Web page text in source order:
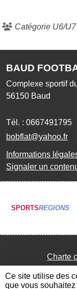
Catégorie U6/U7
BAUD
Complexe sportif
56150 Baud
Tél. : 0667491795
bobflat@yahoo.fr
Informations
Signaler un
SPORTSREGIONS
Charte
Ce site utilise des
que vous